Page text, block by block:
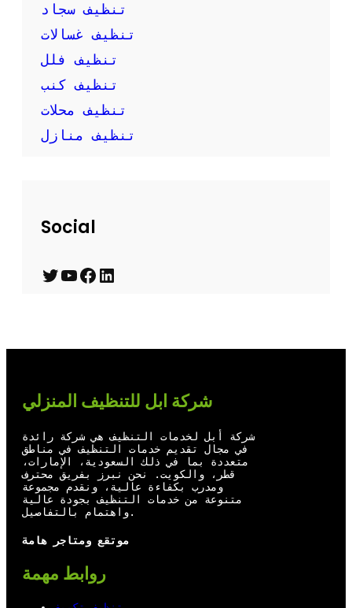
تنظيف سجاد
تنظيف غسالات
تنظيف فلل
تنظيف كنب
تنظيف محلات
تنظيف منازل
Social
T
t
e
r
Y
u
b
e
F
o
o
k
L
e
d
I
n
شركة ابل للتنظيف المنزلي
شركة أبل لخدمات التنظيف هي شركة رائدة
في مجال تقديم خدمات التنظيف في مناطق
متعددة بما في ذلك السعودية، الإمارات،
قطر، والكويت. نحن نبرز بفريق محترف
ومدرب بكفاءة عالية، ونقدم مجموعة
متنوعة من خدمات التنظيف بجودة عالية
واهتمام بالتفاصيل.
موتقع ومتاجر هامة
روابط مهمة